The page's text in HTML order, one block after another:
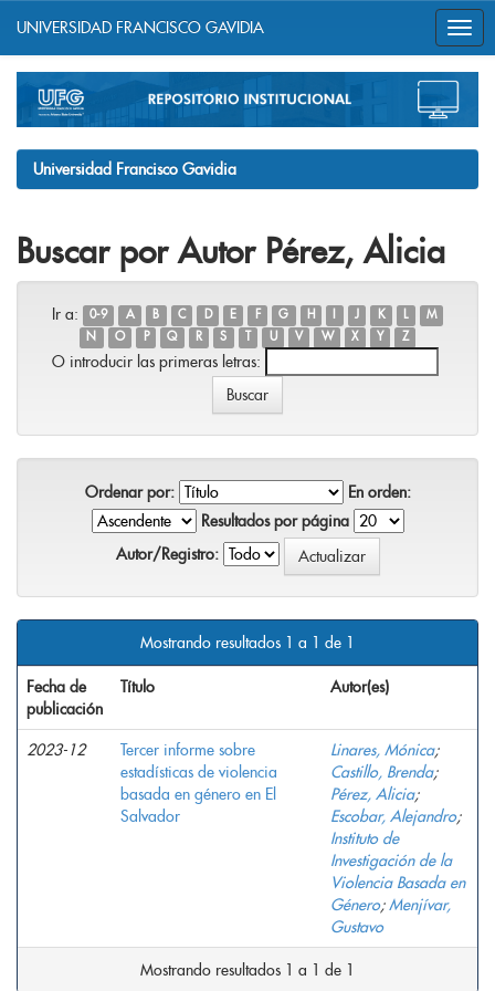
navigation
UNIVERSIDAD FRANCISCO GAVIDIA
Universidad Francisco Gavidia
Buscar por Autor Pérez, Alicia
Ir a: 0-9 A B C D E F G H J K L
M
N
O P Q R S U V W X Y Z
O introducir las primeras letras:
Ordenar por:
En orden:
Resultados por página
Autor/Registro:
Mostrando resultados 1 a 1 de 1
Fecha de
publicación
Título Autor(es)
2023-12
Tercer informe sobre
estadísticas de violencia
basada en género en El
Salvador
Linares, Mónica;
Castillo, Brenda;
Pérez, Alicia;
Escobar, Alejandro;
Instituto de
Investigación de la
Violencia Basada en
Género;Menjívar,
Gustavo
Mostrando resultados 1 a 1 de 1